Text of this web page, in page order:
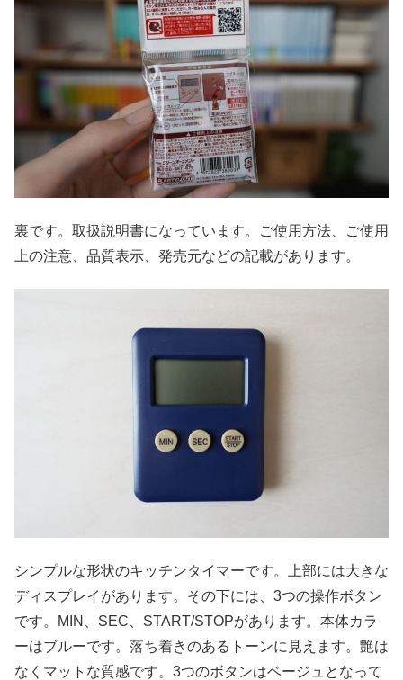
裏です。取扱説明書になっています。ご使用方法、ご使用
上の注意、品質表示、発売元などの記載があります。
シンプルな形状のキッチンタイマーです。上部には大きな
ディスプレイがあります。その下には、3つの操作ボタン
です。MIN、SEC、START/STOPがあります。本体カラ
ーはブルーです。落ち着きのあるトーンに見えます。艶は
なくマットな質感です。3つのボタンはベージュとなって